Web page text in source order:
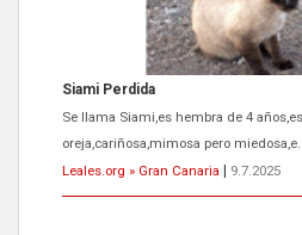
Siami Perdida
Se llama Siami,es hembra de 4
oreja,cariñosa,mimosa pero
Leales.org » Gran Canaria | 9.7.2025